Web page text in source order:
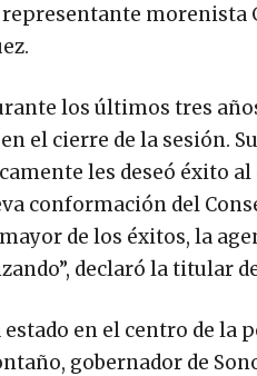
morenista
los últimos tres
el cierre de la sesión.
les deseó éxito
conformación del
de los éxitos, la
declaró la titular
en el centro de la
gobernador de